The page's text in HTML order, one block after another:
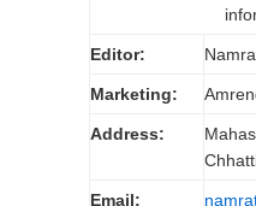
Editor:
Marketing:
Address:
Email: